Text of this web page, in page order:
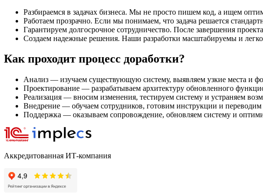
Разбираемся в задачах бизнеса. Мы не просто пишем код, а ищем
Работаем прозрачно. Если мы понимаем, что задача решается
Гарантируем долгосрочное сотрудничество. После завершения
Создаем надежные решения. Наши разработки масштабируемы и
Как проходит процесс доработки?
Анализ — изучаем существующую систему, выявляем узкие места и
Проектирование — разрабатываем архитектуру обновленного
Реализация — вносим изменения, тестируем систему и устраняем
Внедрение — обучаем сотрудников, готовим инструкции и переводим
Поддержка — оказываем сопровождение, обновляем систему и
Аккредитованная ИТ-компания